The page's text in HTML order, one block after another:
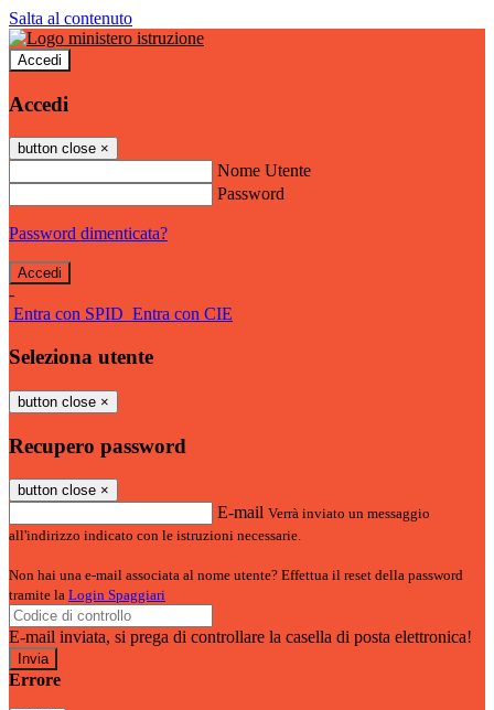
Salta al contenuto
Accedi
Accedi
button close ×
Nome Utente
Password
Password dimenticata?
-
Entra con SPID Entra con CIE
Seleziona utente
button close ×
Recupero password
button close ×
E-mail Verrà inviato un messaggio
all'indirizzo indicato con le istruzioni necessarie.
Non hai una e-mail associata al nome utente? Effettua il reset della password
tramite la Login Spaggiari
E-mail inviata, si prega di controllare la casella di posta elettronica!
Errore